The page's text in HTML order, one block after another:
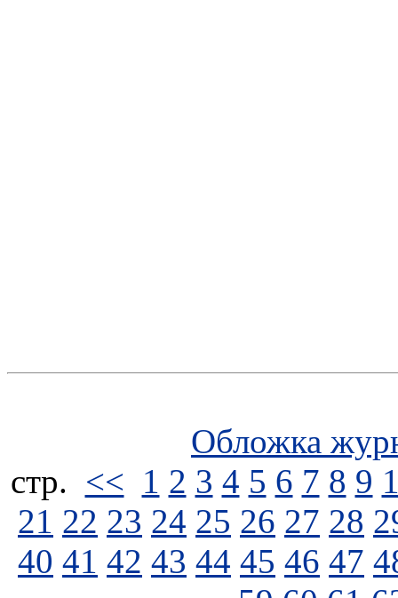
Обложка
стp. << 1 2 3 4 5 6 7 8 9
21 22 23 24 25 26 27 28
40 41 42 43 44 45 46 47